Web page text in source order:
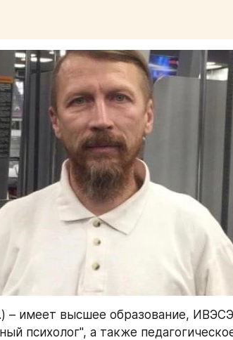
– имеет высшее образование,
психолог", а также